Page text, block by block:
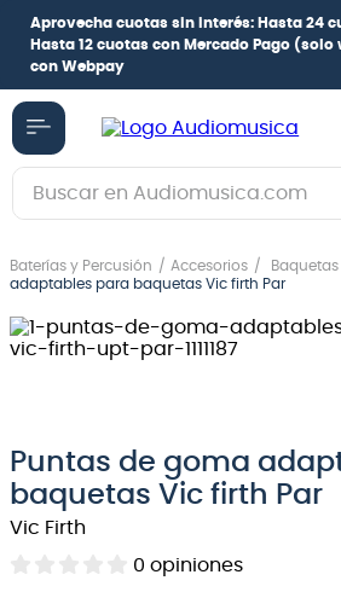
Aprovecha cuotas sin interés: Hasta 24
Hasta 12 cuotas con Mercado Pago (solo
con Webpay
Buscar en Audiomusica.com
Baterías y Percusión Accesorios Baquetas
adaptables para baquetas Vic firth Par
Puntas de goma
baquetas Vic firth Par
Vic Firth
0 opiniones
1.
guitarra electrica
2.
bajo
guitarra electroacústica
5.
amplificador
6.
guitarra
7 .
teclado